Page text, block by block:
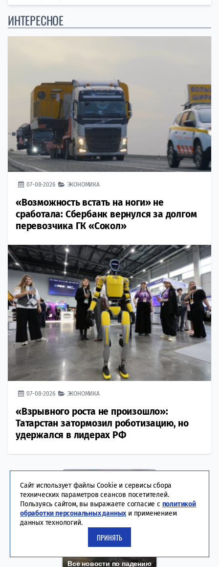
ИНТЕРЕСНОЕ
07-08-2026 ЭКОНОМИКА
«Возможность встать на ноги» не
сработала: Сбербанк вернулся за долгом
перевозчика ГК «Сокол»
07-08-2026 ЭКОНОМИКА
«Взрывного роста не произошло»:
Татарстан затормозил роботизацию, но
удержался в лидерах РФ
Все новости по падению
Сайт использует файлы Cookie и сервисы сбора
технических параметров сеансов посетителей.
Пользуясь сайтом, вы выражаете согласие с политикой
обработки персональных данных и применением
данных технологий.
ПРИНЯТЬ